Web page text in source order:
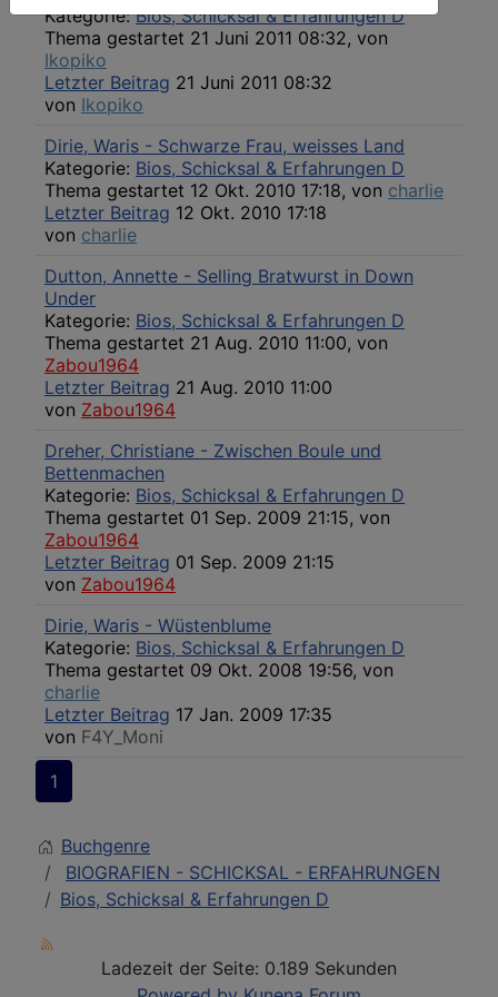
Kategorie:Bios, Schicksal & Erfahrungen D
Thema gestartet 21 Juni 2011 08:32, von
Ikopiko
Letzter Beitrag 21 Juni 2011 08:32
von Ikopiko
Dirie, Waris - Schwarze Frau, weisses Land
Kategorie: Bios, Schicksal & Erfahrungen D
Thema gestartet 12 Okt. 2010 17:18, von charlie
Letzter Beitrag 12 Okt. 2010 17:18
von charlie
Dutton, Annette - Selling Bratwurst in Down
Under
Kategorie: Bios, Schicksal & Erfahrungen D
Thema gestartet 21 Aug. 2010 11:00, von
Zabou1964
Letzter Beitrag 21 Aug. 2010 11:00
von Zabou1964
Dreher, Christiane - Zwischen Boule und
Bettenmachen
Kategorie: Bios, Schicksal & Erfahrungen D
Thema gestartet 01 Sep. 2009 21:15, von
Zabou1964
Letzter Beitrag 01 Sep. 2009 21:15
von Zabou1964
Dirie, Waris - Wüstenblume
Kategorie: Bios, Schicksal & Erfahrungen D
Thema gestartet 09 Okt. 2008 19:56, von
charlie
Letzter Beitrag 17 Jan. 2009 17:35
von F4Y_Moni
1
Buchgenre
BIOGRAFIEN - SCHICKSAL - ERFAHRUNGEN
Bios, Schicksal & Erfahrungen D
Ladezeit der Seite: 0.189 Sekunden